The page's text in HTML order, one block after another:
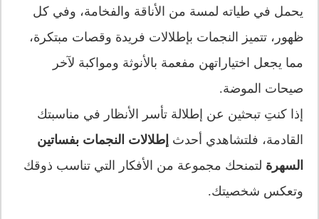
يحمل في طياته لمسة من الأناقة والفخامة، وفي كل
ظهور، تتميز النجمات بإطلالات فريدة وقصات مبتكرة،
مما يجعل اختياراتهن مفعمة بالأنوثة ومواكبة لآخر
صيحات الموضة.
إذا كنتِ تبحثين عن إطلالة تأسر الأنظار في مناسبتك
القادمة، فلتشاهدي أحدث إطلالات النجمات بفساتين
السهرة لتمنحك مجموعة من الأفكار التي تناسب ذوقك
وتعكس شخصيتك.